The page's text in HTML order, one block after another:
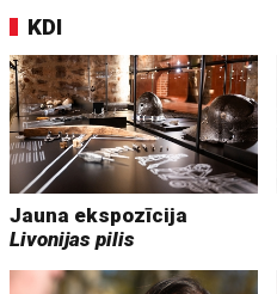
KDI
Jauna ekspozīcija
Livonijas pilis